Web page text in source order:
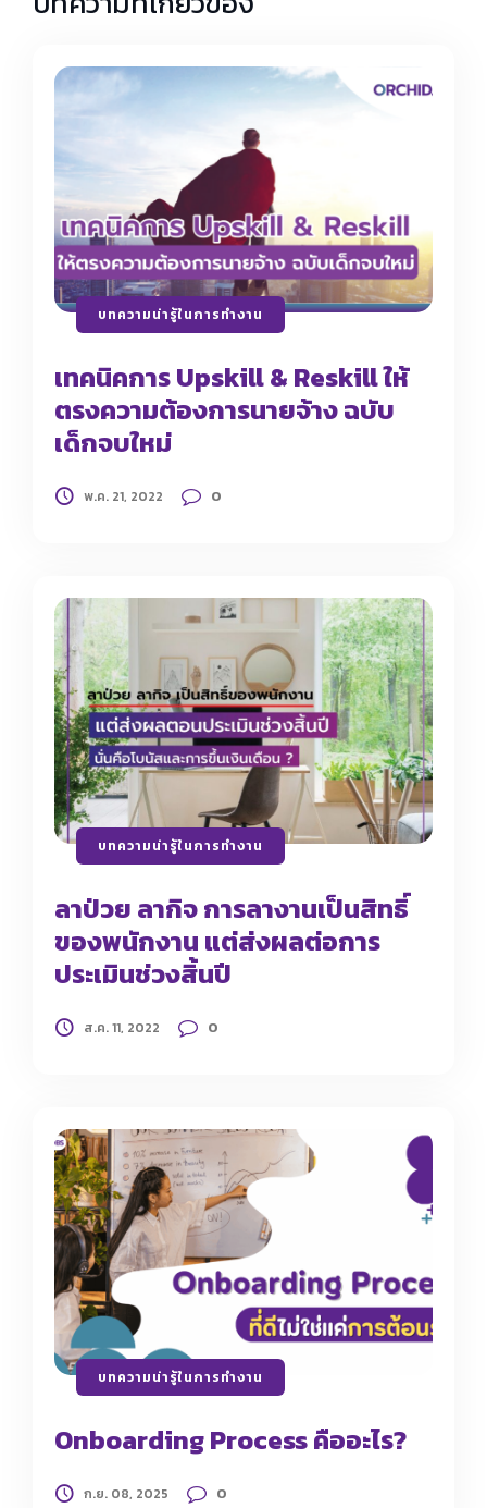
บทความน่ารู้ในการทำงาน
เทคนิคการ Upskill & Reskill ให้
ตรงความต้องการนายจ้าง ฉบับ
เด็กจบใหม่
พ.ค. 21, 2022 0
บทความน่ารู้ในการทำงาน
ลาป่วย ลากิจ การลางานเป็นสิทธิ์
ของพนักงาน แต่ส่งผลต่อการ
ประเมินช่วงสิ้นปี
ส.ค. 11, 2022 0
บทความน่ารู้ในการทำงาน
Onboarding Process คืออะไร?
ก.ย. 08, 2025 0